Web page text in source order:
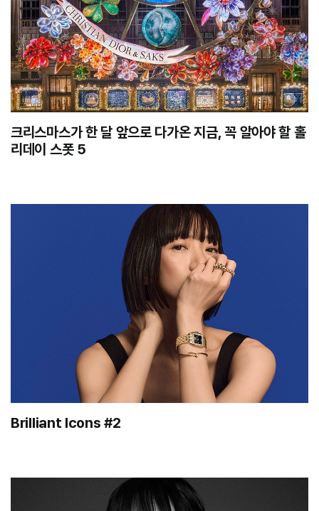
크리스마스가 한 달 앞으로 다가온 지금, 꼭 알아야 할 홀
리데이 스폿 5
Brilliant Icons #2